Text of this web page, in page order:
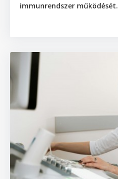
immunrendszer működését.